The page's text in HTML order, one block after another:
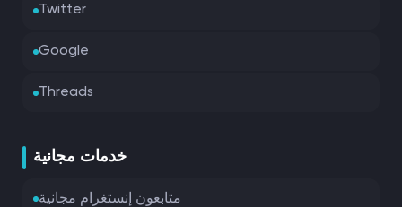
Twitter
Google
Threads
خدمات مجانية
متابعون إنستغرام مجانية